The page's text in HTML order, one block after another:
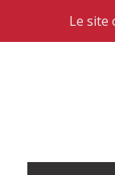
Le site